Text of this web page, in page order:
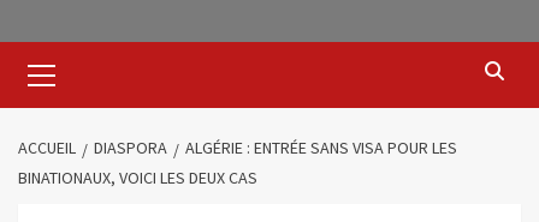
ACCUEIL DIASPORA
ALGÉRIE : ENTRÉE SANS VISA POUR LES
BINATIONAUX, VOICI LES DEUX CAS